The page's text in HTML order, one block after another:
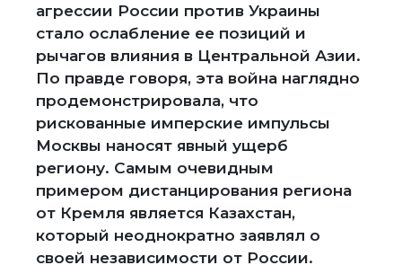
агрессии России против Украины
стало ослабление ее позиций и
рычагов влияния в Центральной Азии.
По правде говоря, эта война наглядно
продемонстрировала, что
рискованные имперские импульсы
Москвы наносят явный ущерб
региону. Самым очевидным
примером дистанцирования региона
от Кремля является Казахстан,
который неоднократно заявлял о
своей независимости от России.